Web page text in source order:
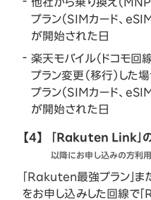
プラン（SIMカード、
が開始された日
楽天モバイル（ドコモ回
プラン変更（移行）した
プラン（SIMカード、
が開始された日
【4】 「Rakuten Link」
以降にお申し込みの方利
「Rakuten最強プラン」
をお申し込みした回線で